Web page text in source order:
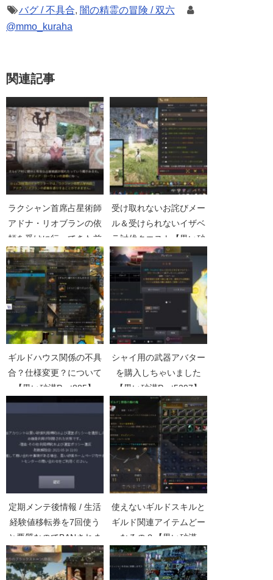
バグ / 不具合, 闇の精霊の冒険 / 双六
@mmo_kuraha
関連記事
ラクシャン首席占星術師
アドナ・リオブランの依
頼を受けに行ってきた前
編【黒い砂漠Part3491】
受け取れないお詫びメー
ル＆受けられないイザベ
ラ討伐クエスト【黒い砂
漠Part4088】
ギルドハウス関係の不具
合？仕様変更？について
【黒い砂漠Part885】
シャイ用の武器アバター
を購入しちゃいました
【黒い砂漠Part5297】
定期メンテ後情報 / 生活
経験値移転券を7回使う
と悪質なのでBANされま
す(04/14)
使えないギルドスキルと
ギルド関連アイテムどー
なるの？【黒い砂漠
Part943】